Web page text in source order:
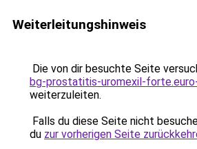
Weiterleitungshinweis
Die von dir besuchte Seite
bg-prostatitis-uromexil-
weiterzuleiten.
Falls du diese Seite nicht
du zur vorherigen Seite